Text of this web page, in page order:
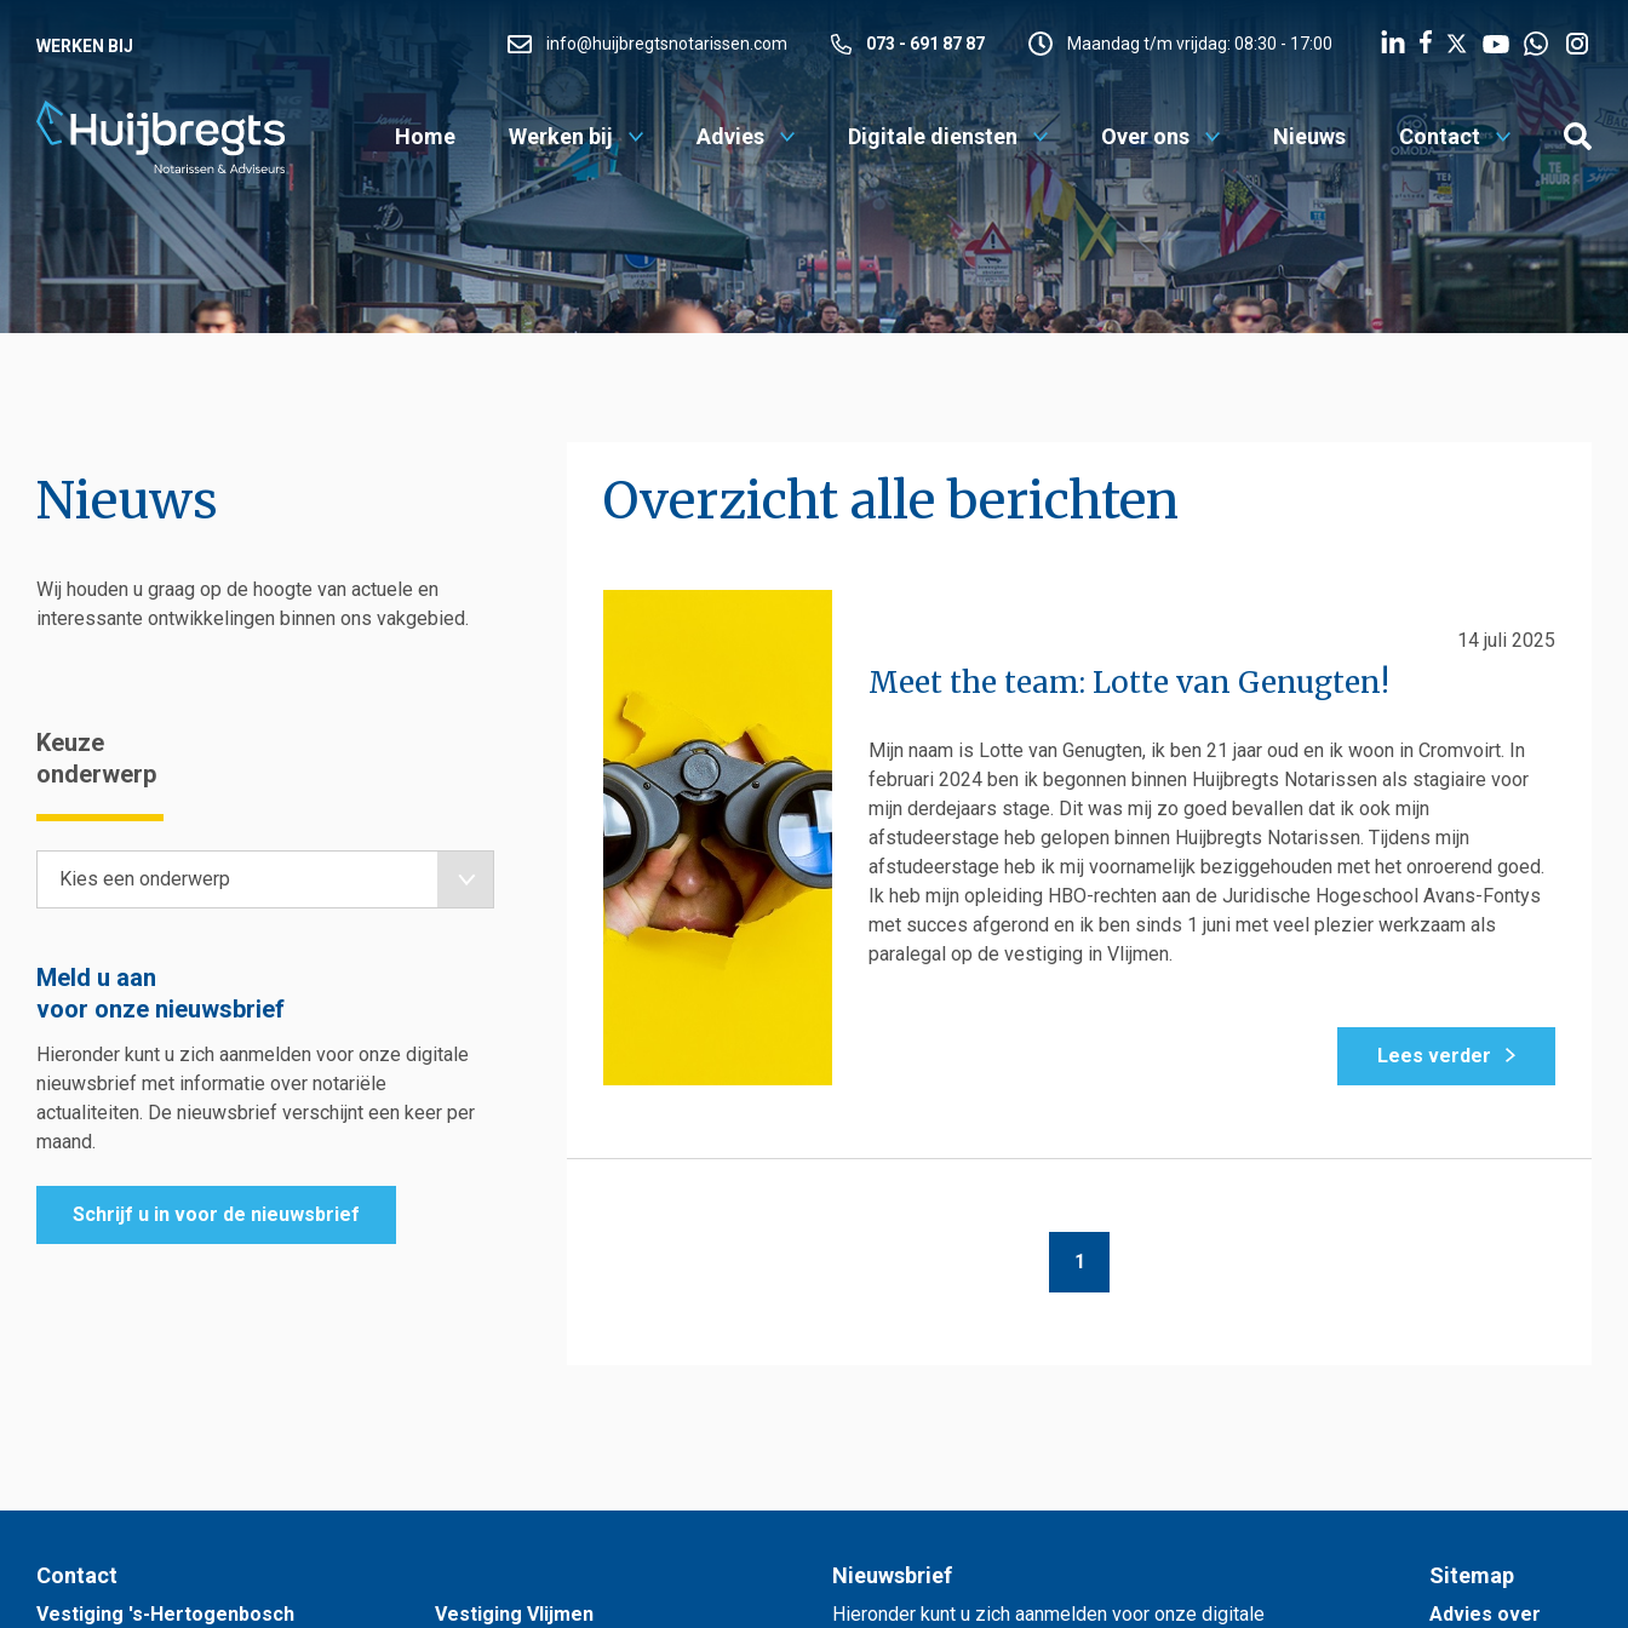
WERKEN BIJ info@huijbregtsnotarissen.com 073 - 691 87 87 Maandag t/m vrijdag: 08:30 - 17:00
Home Werken bij Advies Digitale diensten Over ons Nieuws Contact
Nieuws
Wij houden u graag op de hoogte van actuele en
interessante ontwikkelingen binnen ons vakgebied.
Keuze
onderwerp
Meld u aan
voor onze nieuwsbrief
Hieronder kunt u zich aanmelden voor onze digitale
nieuwsbrief met informatie over notariële
actualiteiten. De nieuwsbrief verschijnt een keer per
maand.
Schrijf u in voor de nieuwsbrief
Overzicht alle berichten
14 juli 2025
Meet the team: Lotte van Genugten!
Mijn naam is Lotte van Genugten, ik ben 21 jaar oud en ik woon in Cromvoirt. In
februari 2024 ben ik begonnen binnen Huijbregts Notarissen als stagiaire voor
mijn derdejaars stage. Dit was mij zo goed bevallen dat ik ook mijn
afstudeerstage heb gelopen binnen Huijbregts Notarissen. Tijdens mijn
afstudeerstage heb ik mij voornamelijk beziggehouden met het onroerend goed.
Ik heb mijn opleiding HBO-rechten aan de Juridische Hogeschool Avans-Fontys
met succes afgerond en ik ben sinds 1 juni met veel plezier werkzaam als
paralegal op de vestiging in Vlijmen.
Lees verder
1
Contact
Vestiging 's-Hertogenbosch Vestiging Vlijmen
Nieuwsbrief
Hieronder kunt u zich aanmelden voor onze digitale
Sitemap
Advies over
MENU
Werken bij
Advies
Digitale diensten
Over ons
Nieuws